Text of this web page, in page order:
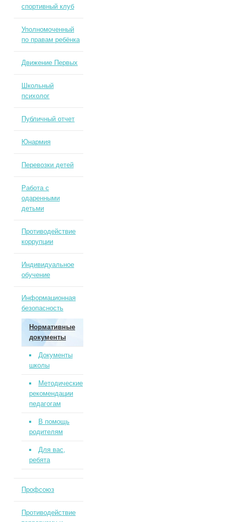
спортивный клуб
Уполномоченный
по правам ребёнка
Движение Первых
Школьный
психолог
Публичный отчет
Юнармия
Перевозки детей
Работа с
одаренными
детьми
Противодействие
коррупции
Индивидуальное
обучение
Информационная
безопасность
Нормативные
документы
Документы
школы
Методические
рекомендации
педагогам
В помощь
родителям
Для вас,
ребята
Профсоюз
Противодействие